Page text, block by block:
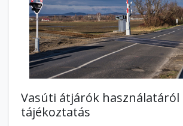
Vasúti átjárók használatáról
tájékoztatás